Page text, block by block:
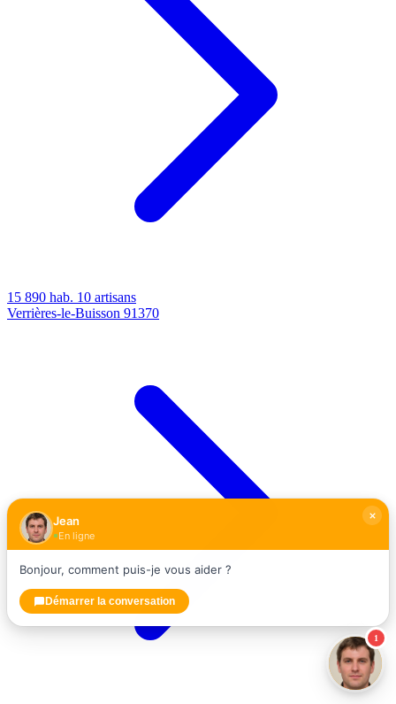
15 890 hab. 10 artisans
Verrières-le-Buisson 91370
1
Jean
En ligne
Bonjour, comment puis-je vous aider ?
Démarrer la conversation